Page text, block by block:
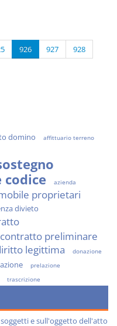
926 927
928
domino
affittuario terreno
azienda
proprietari
divieto
contratto preliminare
legittima donazione
prelazione
trascrizione
e sull'oggetto dell'atto